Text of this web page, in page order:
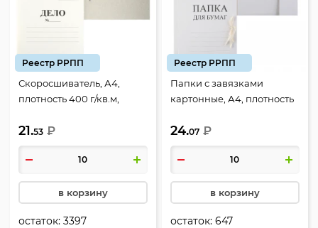
Реестр РРПП
Скоросшиватель, А4,
плотность 400 г/кв.м,
белый, Lamark, 22051
21.53 ₽
в корзину
остаток:3397
Реестр РРПП
Папки с завязками
картонные, А4, плотность
мелованный, цвет белый,
Lamark, 28028
24.07 ₽
в корзину
остаток:647